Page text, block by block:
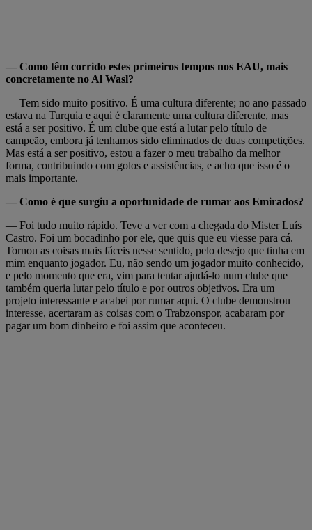
— Como têm corrido estes primeiros tempos nos EAU, mais
concretamente no Al Wasl?
— Tem sido muito positivo. É uma cultura diferente; no ano passado
estava na Turquia e aqui é claramente uma cultura diferente, mas
está a ser positivo. É um clube que está a lutar pelo título de
campeão, embora já tenhamos sido eliminados de duas competições.
Mas está a ser positivo, estou a fazer o meu trabalho da melhor
forma, contribuindo com golos e assistências, e acho que isso é o
mais importante.
— Como é que surgiu a oportunidade de rumar aos Emirados?
— Foi tudo muito rápido. Teve a ver com a chegada do Mister Luís
Castro. Foi um bocadinho por ele, que quis que eu viesse para cá.
Tornou as coisas mais fáceis nesse sentido, pelo desejo que tinha em
mim enquanto jogador. Eu, não sendo um jogador muito conhecido,
e pelo momento que era, vim para tentar ajudá-lo num clube que
também queria lutar pelo título e por outros objetivos. Era um
projeto interessante e acabei por rumar aqui. O clube demonstrou
interesse, acertaram as coisas com o Trabzonspor, acabaram por
pagar um bom dinheiro e foi assim que aconteceu.